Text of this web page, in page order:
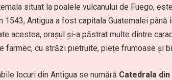
situat la poalele vulcanului de Fuego,
1543, Antigua a fost capitala Guatemalei
acestea, orașul și-a păstrat multe dintre
farmec, cu străzi pietruite, piețe frumoase și
locuri din Antigua se numără Catedrala